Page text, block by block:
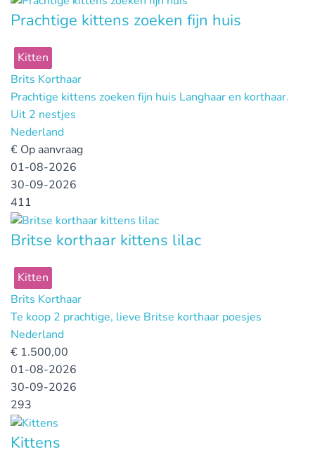
Prachtige kittens zoeken fijn huis
Kitten
Brits Korthaar
Prachtige kittens zoeken fijn huis Langhaar en korthaar.
Uit 2 nestjes
Nederland
€ Op aanvraag
01-08-2026
30-09-2026
411
Britse korthaar kittens lilac
Kitten
Brits Korthaar
Te koop 2 prachtige, lieve Britse korthaar poesjes
Nederland
€ 1.500,00
01-08-2026
30-09-2026
293
Kittens